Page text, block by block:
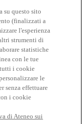
su questo sito
(finalizzati a
l'esperienza
strumenti di
statistiche
con le tue
tutti i cookie
le
senza effettuare
i cookie
di Ateneo sui